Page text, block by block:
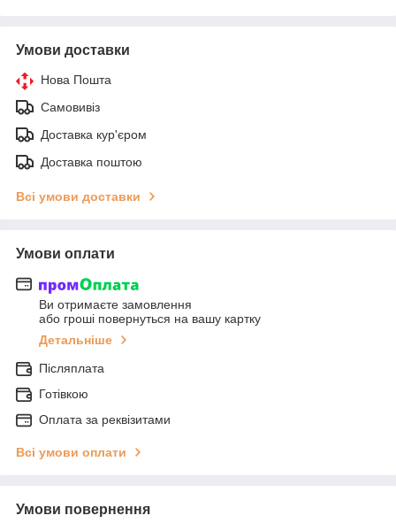
Умови доставки
Нова Пошта
Самовивіз
Доставка кур'єром
Доставка поштою
Всі умови доставки
Умови оплати
Ви отримаєте замовлення
або гроші повернуться на вашу картку
Детальніше
Післяплата
Готівкою
Оплата за реквізитами
Всі умови оплати
Умови повернення